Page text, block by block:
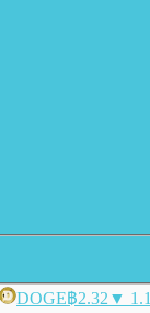
DOGE฿2.32 ▼